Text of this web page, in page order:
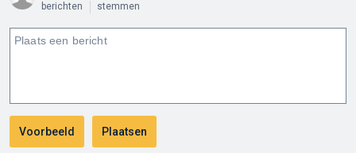
berichten stemmen